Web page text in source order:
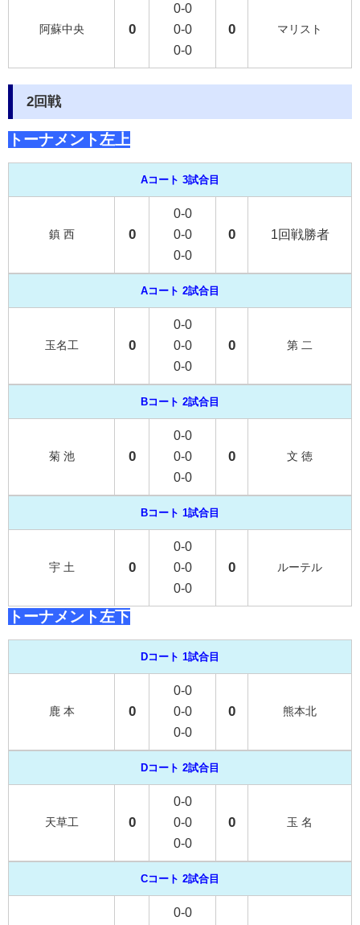
阿蘇中央 0
0-0
0-0
0-0
0 マリスト
2回戦
トーナメント左上
Aコート 3試合目
鎮 西 0
0-0
0-0
0-0
0 1回戦勝者
Aコート 2試合目
玉名工 0
0-0
0-0
0-0
0 第 二
Bコート 2試合目
菊 池 0
0-0
0-0
0-0
0 文 徳
Bコート 1試合目
宇 土 0
0-0
0-0
0-0
0 ルーテル
トーナメント左下
Dコート 1試合目
鹿 本 0
0-0
0-0
0-0
0 熊本北
Dコート 2試合目
天草工 0
0-0
0-0
0-0
0 玉 名
Cコート 2試合目
0-0